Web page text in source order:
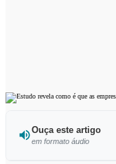
Ouça este artigo
em formato áudio